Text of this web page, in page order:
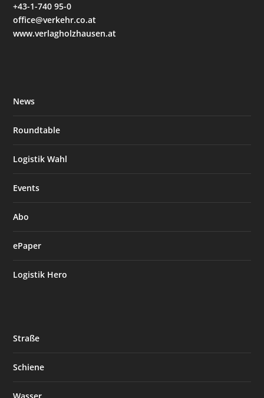
+43-1-740 95-0
office@verkehr.co.at
www.verlagholzhausen.at
News
Roundtable
Logistik Wahl
Events
Abo
ePaper
Logistik Hero
Straße
Schiene